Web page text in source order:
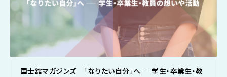
国士舘マガジンズ 「なりたい自分」へ ― 学生・卒業生・教